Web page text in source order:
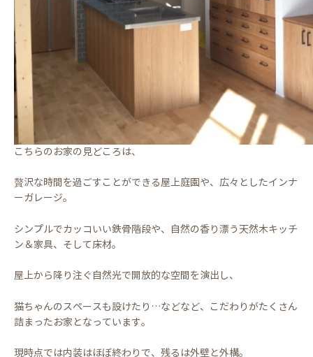
こちらのお家の見どころは、
贅沢な時間を過ごすことができる屋上庭園や、広々としたインナ
ーガレージ。
シンプルでカッコいい鉄骨階段や、自然の香り漂う天然木キッチ
ン＆家具、そして床材。
屋上から降り注ぐ自然光で開放的な空間を演出し、
猫ちゃんのスペースも設けたり…などなど、こだわりがたくさん
詰まったお家となっています。
現時点では内装はほぼ終わりで、残るは外壁と外構。